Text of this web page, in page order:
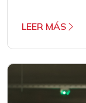
LEER MÁS